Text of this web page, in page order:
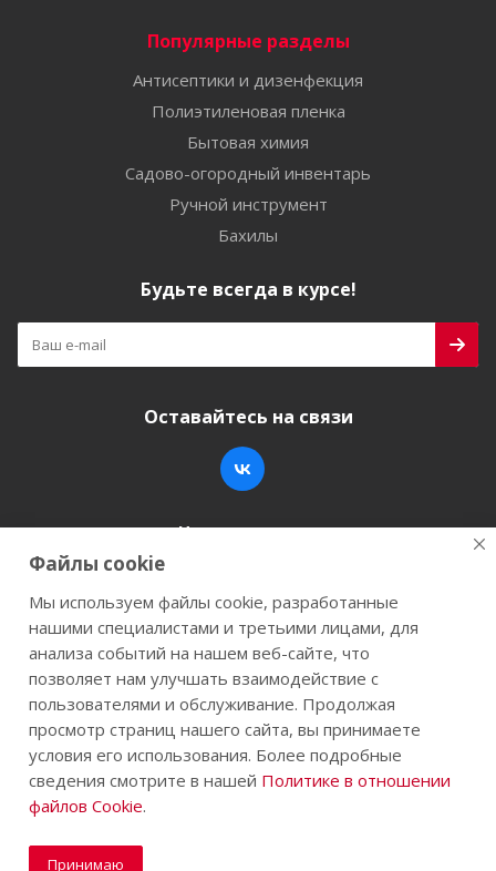
Популярные разделы
Антисептики и дизенфекция
Полиэтиленовая пленка
Бытовая химия
Садово-огородный инвентарь
Ручной инструмент
Бахилы
Будьте всегда в курсе!
Оставайтесь на связи
Наши контакты
+7 (846) 200-05-15
г. Самара, ул. Заводское шоссе, 17
2026 © Строй-К.рф. Сайт не является публичной
офертой.
Файлы cookie
Мы используем файлы cookie, разработанные
нашими специалистами и третьими лицами, для
анализа событий на нашем веб-сайте, что
позволяет нам улучшать взаимодействие с
пользователями и обслуживание. Продолжая
просмотр страниц нашего сайта, вы принимаете
условия его использования. Более подробные
сведения смотрите в нашей Политике в отношении
файлов Cookie.
Принимаю